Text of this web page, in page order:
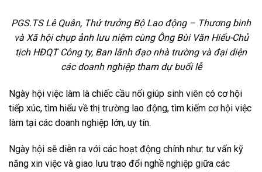
PGS.TS Lê Quân, Thứ trưởng Bộ Lao động – Thương binh
và Xã hội chụp ảnh lưu niệm cùng Ông Bùi Văn Hiểu-Chủ
tịch HĐQT Công ty, Ban lãnh đạo nhà trường và đại diện
các doanh nghiệp tham dự buổi lễ
Ngày hội việc làm là chiếc cầu nối giúp sinh viên có cơ hội
tiếp xúc, tìm hiểu về thị trường lao động, tìm kiếm cơ hội việc
làm tại các doanh nghiệp lớn, uy tín.
Ngày hội sẽ diễn ra với các hoạt động chính như: tư vấn kỹ
năng xin việc và giao lưu trao đổi nghề nghiệp giữa các